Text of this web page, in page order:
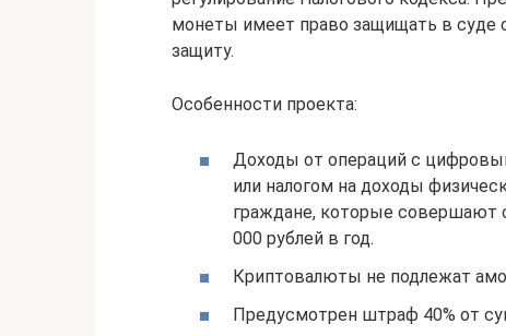
монеты имеет право защищать в суде
защиту.
Особенности проекта:
Доходы от операций с
или налогом на доходы
граждане, которые совершают
000 рублей в год.
Криптовалюты не подлежат
Предусмотрен штраф 40% от